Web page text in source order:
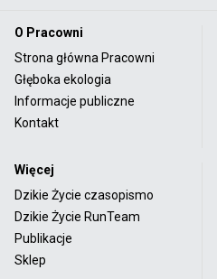
O Pracowni
Strona główna Pracowni
Głęboka ekologia
Informacje publiczne
Kontakt
Więcej
Dzikie Życie czasopismo
Dzikie Życie RunTeam
Publikacje
Sklep